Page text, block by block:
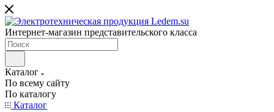
Интернет-магазин представительского класса
Каталог
По всему сайту
По каталогу
Каталог